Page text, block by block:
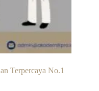
Terpercaya No.1